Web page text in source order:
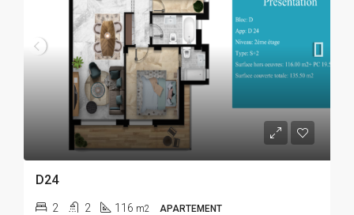
D24
2 2 116 m2 APARTEMENT